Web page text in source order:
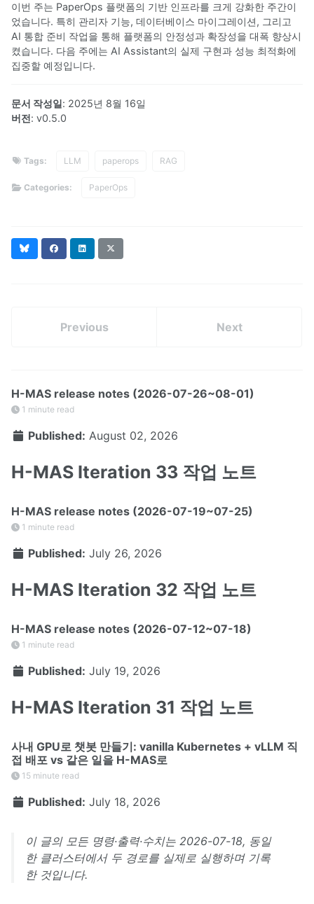
이번 주는 PaperOps 플랫폼의 기반 인프라를 크게 강화한 주간이
었습니다. 특히 관리자 기능, 데이터베이스 마이그레이션, 그리고
AI 통합 준비 작업을 통해 플랫폼의 안정성과 확장성을 대폭 향상시
켰습니다. 다음 주에는 AI Assistant의 실제 구현과 성능 최적화에
집중할 예정입니다.
문서 작성일: 2025년 8월 16일
버전: v0.5.0
Tags: LLM paperops RAG
Categories: PaperOps
BlueskyFacebookLinkedIn
Previous Next
H-MAS release notes (2026-07-26~08-01)
1 minute read
Published: August 02, 2026
H-MAS Iteration 33 작업 노트
H-MAS release notes (2026-07-19~07-25)
1 minute read
Published: July 26, 2026
H-MAS Iteration 32 작업 노트
H-MAS release notes (2026-07-12~07-18)
1 minute read
Published: July 19, 2026
H-MAS Iteration 31 작업 노트
사내 GPU로 챗봇 만들기: vanilla Kubernetes + vLLM 직
접 배포 vs 같은 일을 H-MAS로
15 minute read
Published: July 18, 2026
이 글의 모든 명령·출력·수치는 2026-07-18, 동일
한 클러스터에서 두 경로를 실제로 실행하며 기록
한 것입니다.